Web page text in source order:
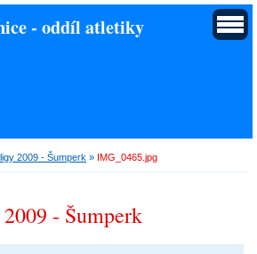
- oddíl atletiky
2009 - Šumperk » IMG_0465.jpg
- Šumperk